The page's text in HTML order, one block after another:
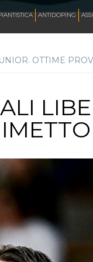
ANTIDOPING
OTTIME